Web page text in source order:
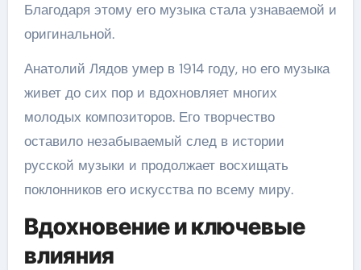
Благодаря этому его музыка стала узнаваемой и
оригинальной.
Анатолий Лядов умер в 1914 году, но его музыка
живет до сих пор и вдохновляет многих
молодых композиторов. Его творчество
оставило незабываемый след в истории
русской музыки и продолжает восхищать
поклонников его искусства по всему миру.
Вдохновение и ключевые
влияния